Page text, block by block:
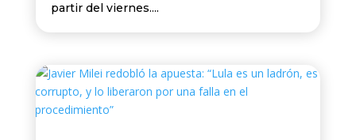
partir del viernes....